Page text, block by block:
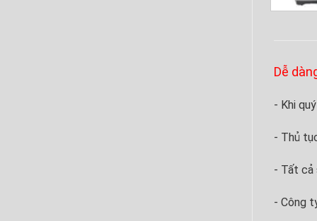
Dễ
- Khi
- Thủ
- Tất cả
- Công